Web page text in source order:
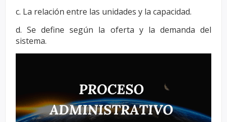
c. La relación entre las unidades y la capacidad.
d. Se define según la oferta y la demanda del
sistema.